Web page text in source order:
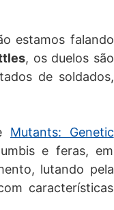
estamos falando
, os duelos são
de soldados,
Mutants: Genetic
e feras, em
lutando pela
características